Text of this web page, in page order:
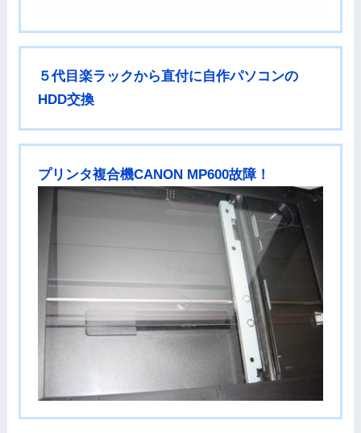
５代目楽ラックから直付に自作パソコンの
HDD交換
プリンタ複合機CANON MP600故障！